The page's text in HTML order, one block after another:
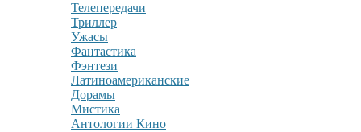
Телепередачи
Триллер
Ужасы
Фантастика
Фэнтези
Латиноамериканские
Дорамы
Мистика
Антологии Кино